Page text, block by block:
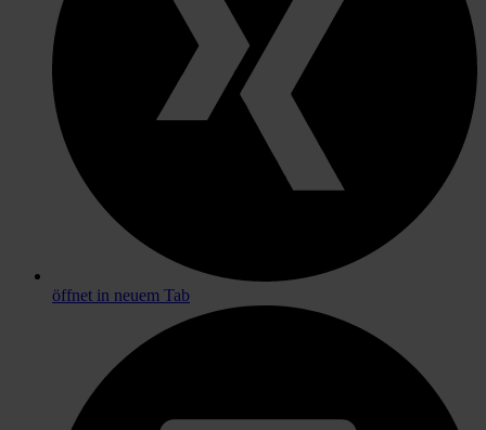
öffnet in neuem Tab